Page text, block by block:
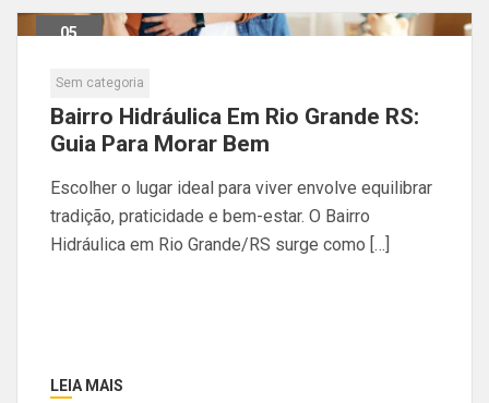
05
Sem categoria
Bairro Hidráulica Em Rio Grande RS:
Guia Para Morar Bem
Escolher o lugar ideal para viver envolve equilibrar
tradição, praticidade e bem-estar. O Bairro
Hidráulica em Rio Grande/RS surge como […]
LEIA MAIS